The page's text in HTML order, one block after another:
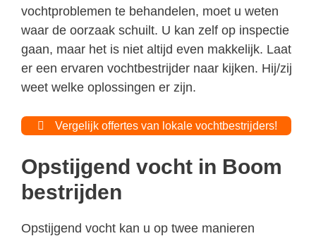
vochtproblemen te behandelen, moet u weten
waar de oorzaak schuilt. U kan zelf op inspectie
gaan, maar het is niet altijd even makkelijk. Laat
er een ervaren vochtbestrijder naar kijken. Hij/zij
weet welke oplossingen er zijn.
Vergelijk offertes van lokale vochtbestrijders!
Opstijgend vocht in Boom
bestrijden
Opstijgend vocht kan u op twee manieren